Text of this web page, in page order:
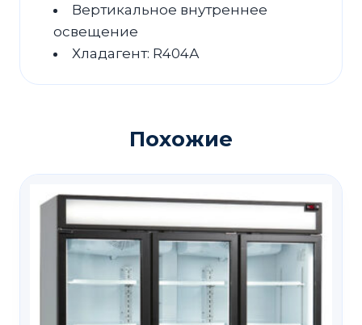
Вертикальное внутреннее
освещение
Хладагент: R404А
Похожие